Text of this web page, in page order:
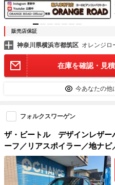
販売店保証
神奈川県横浜市都筑区
在庫を確認・見
今あなたの他
フォルクスワーゲン
ザ・ビートル デザインレザ
ーフ／リアスポイラー／地ナ
ラ／ＥＴＣ／ドラレコ／オート
ＡＷ純正／１年保証